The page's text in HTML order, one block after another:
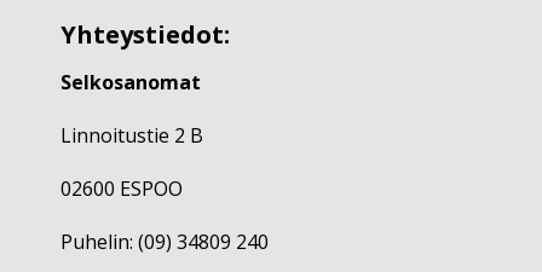
Yhteystiedot:
Selkosanomat
Linnoitustie 2 B
02600 ESPOO
Puhelin: (09) 34809 240